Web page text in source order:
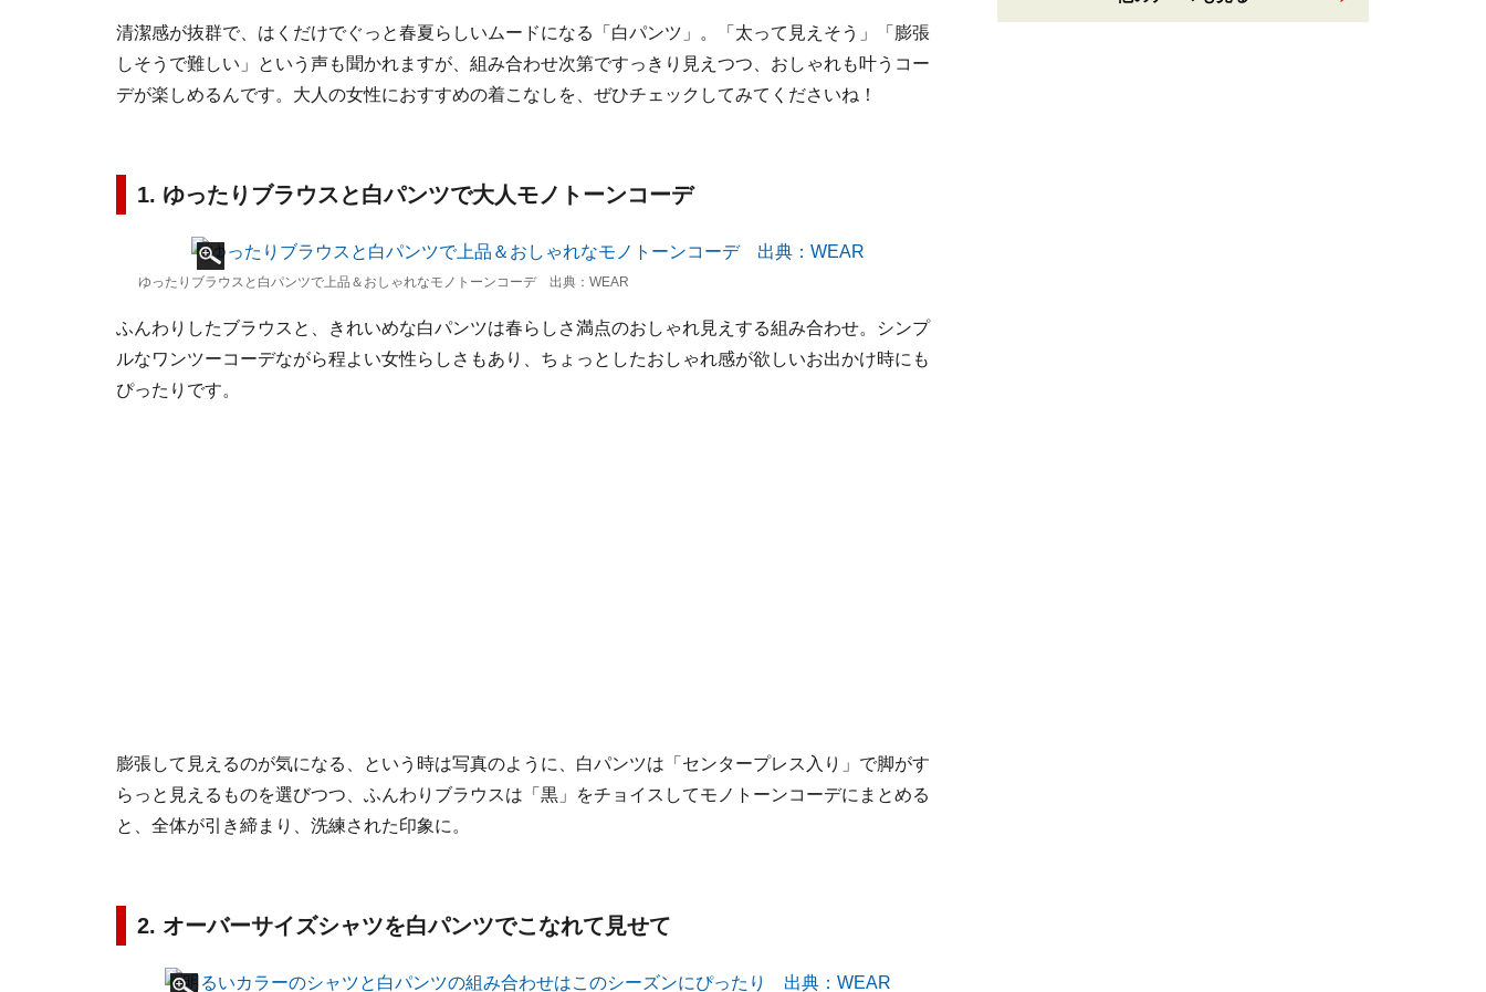
清潔感が抜群で、はくだけでぐっと春夏らしいムードになる「白パンツ」。「太って見えそう」「膨張
しそうで難しい」という声も聞かれますが、組み合わせ次第ですっきり見えつつ、おしゃれも叶うコー
デが楽しめるんです。大人の女性におすすめの着こなしを、ぜひチェックしてみてくださいね！
1. ゆったりブラウスと白パンツで大人モノトーンコーデ
ゆったりブラウスと白パンツで上品＆おしゃれなモノトーンコーデ 出典：WEAR
ふんわりしたブラウスと、きれいめな白パンツは春らしさ満点のおしゃれ見えする組み合わせ。シンプ
ルなワンツーコーデながら程よい女性らしさもあり、ちょっとしたおしゃれ感が欲しいお出かけ時にも
ぴったりです。
膨張して見えるのが気になる、という時は写真のように、白パンツは「センタープレス入り」で脚がす
らっと見えるものを選びつつ、ふんわりブラウスは「黒」をチョイスしてモノトーンコーデにまとめる
と、全体が引き締まり、洗練された印象に。
2. オーバーサイズシャツを白パンツでこなれて見せて